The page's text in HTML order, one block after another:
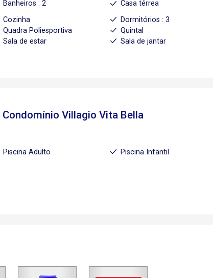
Banheiros : 2
Casa térrea
Cozinha
Dormitórios : 3
Quadra Poliesportiva
Quintal
Sala de estar
Sala de jantar
Condomínio Villagio Vita Bella
Piscina Adulto
Piscina Infantil